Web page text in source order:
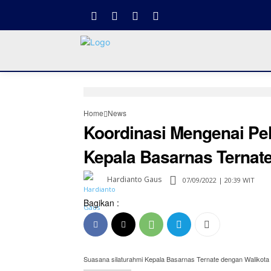
Home News
Koordinasi Mengenai
Kepala Basarnas
Hardianto Gaus 07/09/2022 | 20:39 WIT
Bagikan :
Suasana silaturahmi Kepala Basarnas Ternate dengan